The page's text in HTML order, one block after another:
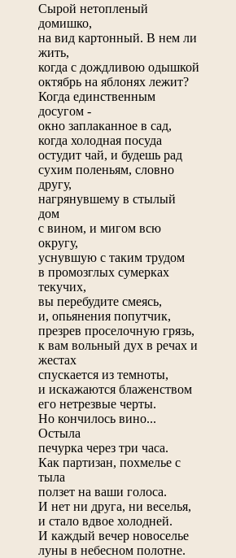
Сырой нетопленый
домишко,
на вид картонный. В нем ли
жить,
когда с дождливою одышкой
октябрь на яблонях лежит?
Когда единственным
досугом -
окно заплаканное в сад,
когда холодная посуда
остудит чай, и будешь рад
сухим поленьям, словно
другу,
нагрянувшему в стылый
дом
с вином, и мигом всю
округу,
уснувшую с таким трудом
в промозглых сумерках
текучих,
вы перебудите смеясь,
и, опьянения попутчик,
презрев проселочную грязь,
к вам вольный дух в речах и
жестах
спускается из темноты,
и искажаются блаженством
его нетрезвые черты.
Но кончилось вино...
Остыла
печурка через три часа.
Как партизан, похмелье с
тыла
ползет на ваши голоса.
И нет ни друга, ни веселья,
и стало вдвое холодней.
И каждый вечер новоселье
луны в небесном полотне.